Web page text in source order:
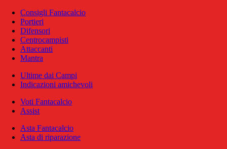
Consigli Fantacalcio
Portieri
Difensori
Centrocampisti
Attaccanti
Mantra
Ultime dai Campi
Indicazioni amichevoli
Voti Fantacalcio
Assist
Asta Fantacalcio
Asta di riparazione